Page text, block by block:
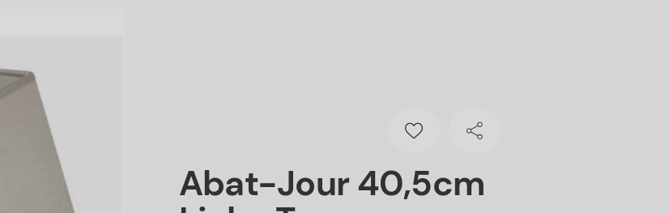
Abat-Jour 40,5cm